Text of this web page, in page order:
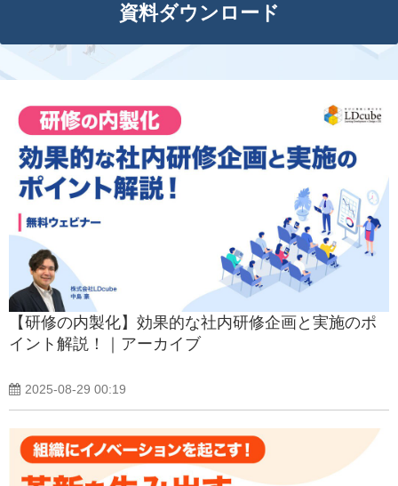
資料ダウンロード
【研修の内製化】効果的な社内研修企画と実施のポ
イント解説！｜アーカイブ
2025-08-29 00:19